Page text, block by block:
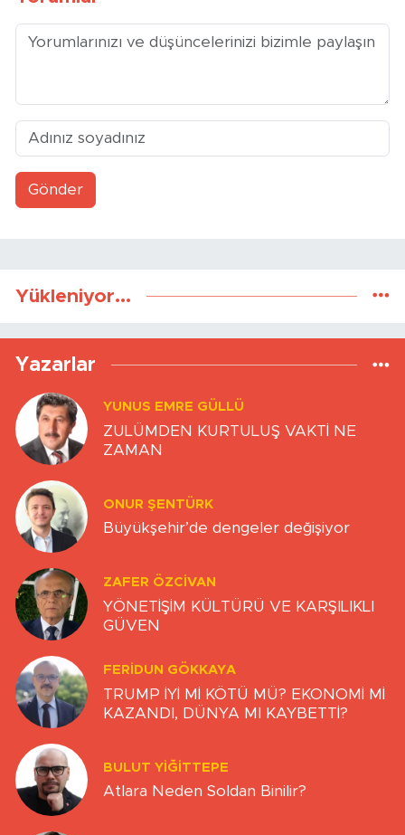
Gönder
Yükleniyor...
Yazarlar
YUNUS EMRE GÜLLÜ
ZULÜMDEN KURTULUŞ VAKTİ NE
ZAMAN
ONUR ŞENTÜRK
Büyükşehir’de dengeler değişiyor
ZAFER ÖZCIVAN
YÖNETİŞİM KÜLTÜRÜ VE KARŞILIKLI
GÜVEN
FERIDUN GÖKKAYA
TRUMP İYİ Mİ KÖTÜ MÜ? EKONOMİ Mİ
KAZANDI, DÜNYA MI KAYBETTİ?
BULUT YİĞİTTEPE
Atlara Neden Soldan Binilir?